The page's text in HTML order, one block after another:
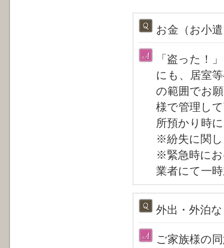
お金（お小
「盗った！
にも、居室
の範囲でお
様で管理し
所預かり時
※紛失に関
※緊急時にお
業者にて一
外出・外泊
ご家族様の